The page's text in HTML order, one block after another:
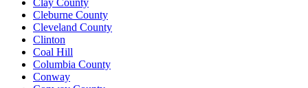
Cleburne County
Cleveland County
Clinton
Coal Hill
Columbia County
Conway